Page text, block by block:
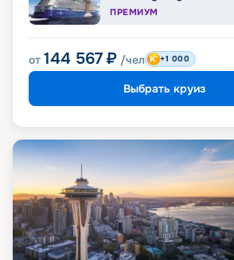
ПРЕМИУМ
от 144 567 ₽ /чел +1 000
Выбрать круиз